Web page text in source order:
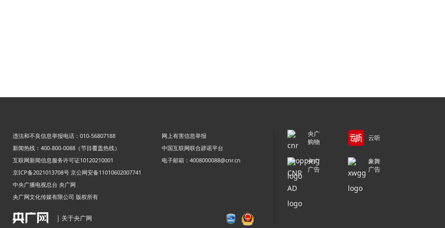
违法和不良信息举报电话：010-56807188
网上有害信息举报
新闻热线：400-800-0088（节目覆盖热线）
中国互联网联合辟谣平台
互联网新闻信息服务许可证10120210001
电子邮箱：4008000088@cnr.cn
京ICP备2021013708号 京公网安备11010602007741
中央广播电视总台 央广网
央广网文化传媒有限公司 版权所有
| 关于央广网
央广
购物
云听
央广
广告
象舞
广告